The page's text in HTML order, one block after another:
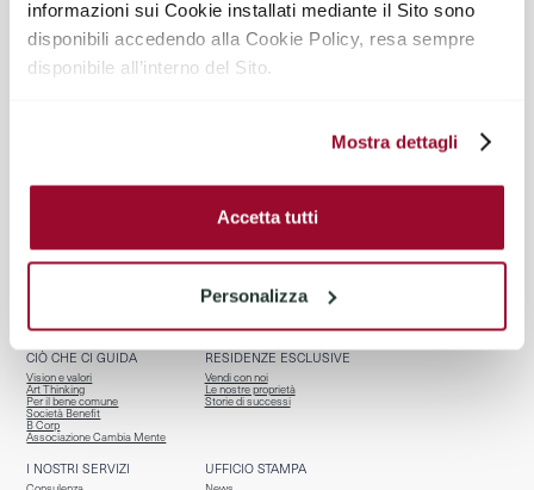
informazioni sui Cookie installati mediante il Sito sono
disponibili accedendo alla Cookie Policy, resa sempre
disponibile all’interno del Sito.
Mostra dettagli
Accetta tutti
Personalizza
BENVENUTI
Contatti
CHI SIAMO
Riconoscimenti
Affiliazioni
CIÒ CHE CI GUIDA
Vision e valori
Art Thinking
Per il bene comune
Società Benefit
B Corp
Associazione Cambia Mente
RESIDENZE ESCLUSIVE
Vendi con noi
Le nostre proprietà
Storie di successi
I NOSTRI SERVIZI UFFICIO STAMPA